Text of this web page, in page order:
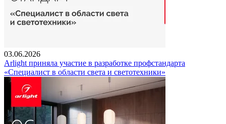
03.06.2026
Arlight приняла участие в разработке профстандарта
«Специалист в области света и светотехники»